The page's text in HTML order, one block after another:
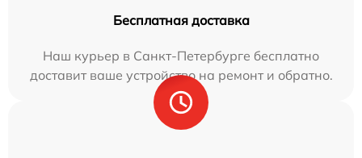
Бесплатная доставка
Наш курьер в Санкт-Петербурге бесплатно
доставит ваше устройство на ремонт и обратно.